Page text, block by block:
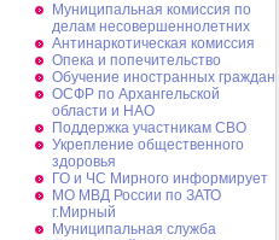
Муниципальная комиссия по
делам несовершеннолетних
Антинаркотическая комиссия
Опека и попечительство
Обучение иностранных граждан
ОСФР по Архангельской
области и НАО
Поддержка участникам СВО
Укрепление общественного
здоровья
ГО и ЧС Мирного информирует
МО МВД России по ЗАТО
г.Мирный
Муниципальная cлужба